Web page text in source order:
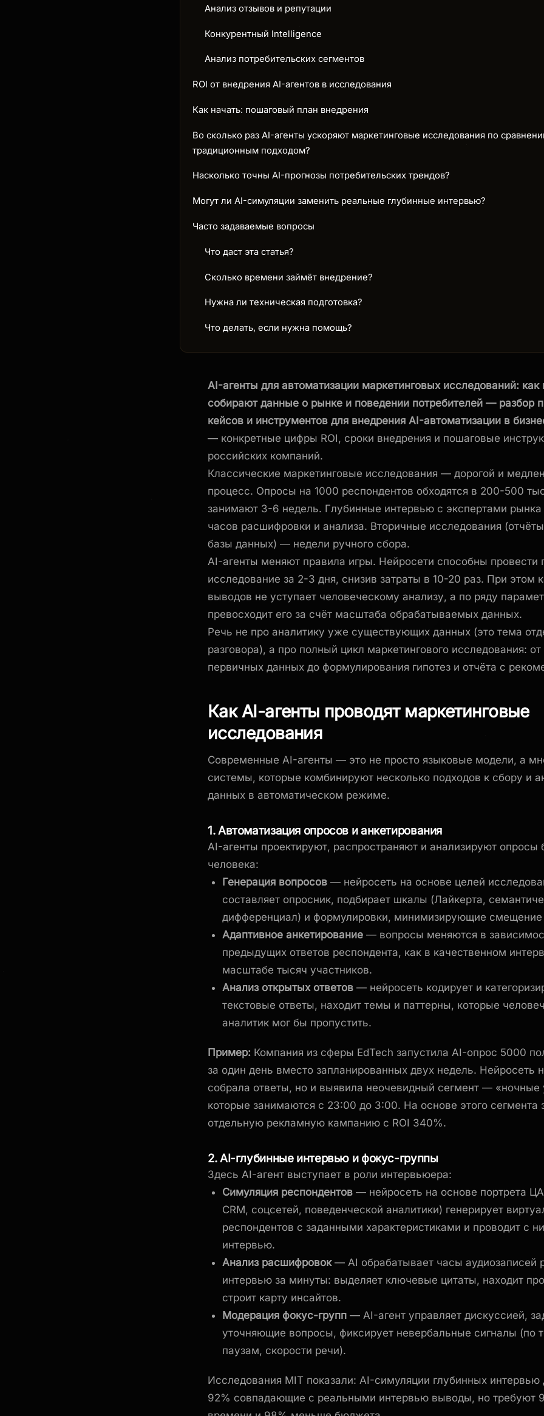
Анализ отзывов и репутации
Конкурентный Intelligence
Анализ потребительских сегментов
ROI от внедрения AI-агентов в исследования
Как начать: пошаговый план внедрения
Во сколько раз AI-агенты ускоряют маркетинговые исследования по
традиционным подходом?
Насколько точны AI-прогнозы потребительских трендов?
Могут ли AI-симуляции заменить реальные глубинные интервью?
Часто задаваемые вопросы
Что даст эта статья?
Сколько времени займёт внедрение?
Нужна ли техническая подготовка?
Что делать, если нужна помощь?
AI-агенты для автоматизации маркетинговых исследований: как
собирают данные о рынке и поведении потребителей — разбор
кейсов и инструментов для внедрения AI-автоматизации в
— конкретные цифры ROI, сроки внедрения и пошаговые
российских компаний.
Классические маркетинговые исследования — дорогой и
процесс. Опросы на 1000 респондентов обходятся в 200-500
занимают 3-6 недель. Глубинные интервью с экспертами рынка
часов расшифровки и анализа. Вторичные исследования
базы данных) — недели ручного сбора.
AI-агенты меняют правила игры. Нейросети способны провести
исследование за 2-3 дня, снизив затраты в 10-20 раз. При этом
выводов не уступает человеческому анализу, а по ряду
превосходит его за счёт масштаба обрабатываемых данных.
Речь не про аналитику уже существующих данных (это тема
разговора), а про полный цикл маркетингового исследования:
первичных данных до формулирования гипотез и отчёта с
Как AI-агенты проводят маркетинговые
исследования
Современные AI-агенты — это не просто языковые модели, а
системы, которые комбинируют несколько подходов к сбору и
данных в автоматическом режиме.
1. Автоматизация опросов и анкетирования
AI-агенты проектируют, распространяют и анализируют опросы
человека:
Генерация вопросов — нейросеть на основе целей
составляет опросник, подбирает шкалы (Лайкерта,
дифференциал) и формулировки, минимизирующие смещение
Адаптивное анкетирование — вопросы меняются в
предыдущих ответов респондента, как в качественном
масштабе тысяч участников.
Анализ открытых ответов — нейросеть кодирует и
текстовые ответы, находит темы и паттерны, которые
аналитик мог бы пропустить.
Пример: Компания из сферы EdTech запустила AI-опрос 5000
за один день вместо запланированных двух недель. Нейросеть
собрала ответы, но и выявила неочевидный сегмент — «ночные
которые занимаются с 23:00 до 3:00. На основе этого сегмента
отдельную рекламную кампанию с ROI 340%.
2. AI-глубинные интервью и фокус-группы
Здесь AI-агент выступает в роли интервьюера:
Симуляция респондентов — нейросеть на основе портрета
CRM, соцсетей, поведенческой аналитики) генерирует
респондентов с заданными характеристиками и проводит с
интервью.
Анализ расшифровок— AI обрабатывает часы аудиозаписей
интервью за минуты: выделяет ключевые цитаты, находит
строит карту инсайтов.
Модерация фокус-групп — AI-агент управляет дискуссией,
уточняющие вопросы, фиксирует невербальные сигналы (по
паузам, скорости речи).
Исследования MIT показали: AI-симуляции глубинных интервью
92% совпадающие с реальными интервью выводы, но требуют